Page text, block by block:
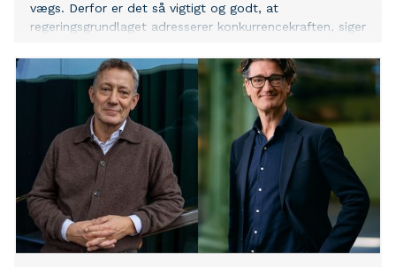
vægs. Derfor er det så vigtigt og godt, at
regeringsgrundlaget adresserer konkurrencekraften, siger